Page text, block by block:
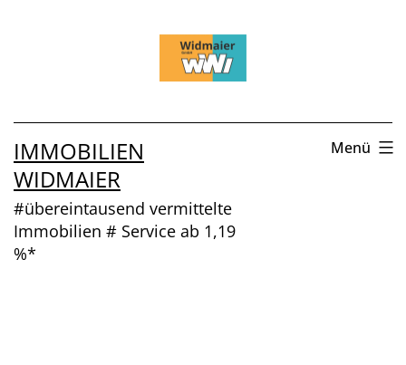
IMMOBILIEN
WIDMAIER
#übereintausend vermittelte
Immobilien # Service ab 1,19
%*
Menü